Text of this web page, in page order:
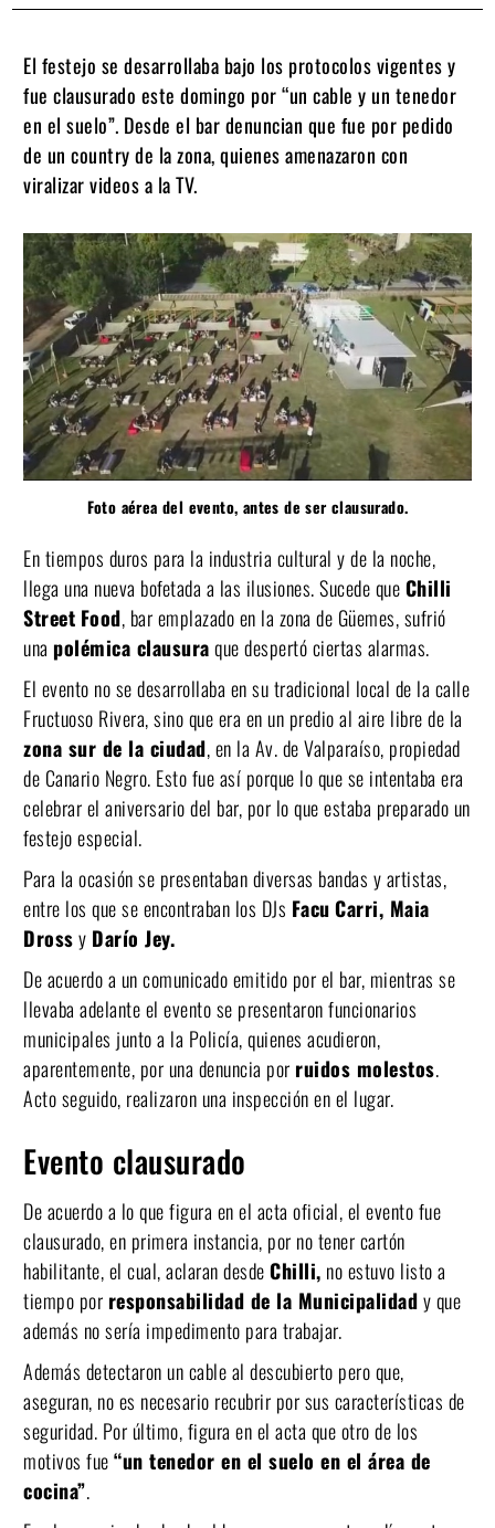
El festejo se desarrollaba bajo los protocolos vigentes y
fue clausurado este domingo por “un cable y un tenedor
en el suelo”. Desde el bar denuncian que fue por pedido
de un country de la zona, quienes amenazaron con
viralizar videos a la TV.
Foto aérea del evento, antes de ser clausurado.
En tiempos duros para la industria cultural y de la noche,
llega una nueva bofetada a las ilusiones. Sucede queChilli
Street Food, bar emplazado en la zona de Güemes, sufrió
una polémica clausuraque despertó ciertas alarmas.
El evento no se desarrollaba en su tradicional local de la calle
Fructuoso Rivera, sino que era en un predio al aire libre de la
zona sur de la ciudad, en la Av. de Valparaíso, propiedad
de Canario Negro. Esto fue así porque lo que se intentaba era
celebrar el aniversario del bar, por lo que estaba preparado un
festejo especial.
Para la ocasión se presentaban diversas bandas y artistas,
entre los que se encontraban los DJs FacuCarri, Maia
Drossy Darío Jey.
De acuerdo a un comunicado emitido por el bar, mientras se
llevaba adelante el evento se presentaron funcionarios
municipales junto a la Policía, quienes acudieron,
aparentemente, por una denuncia por ruidos molestos.
Acto seguido, realizaron una inspección en el lugar.
Evento clausurado
De acuerdo a lo que figura en el acta oficial, el evento fue
clausurado, en primera instancia, por no tener cartón
habilitante, el cual, aclaran desdeChilli, no estuvo listo a
tiempo por responsabilidad de la Municipalidady que
además no sería impedimento para trabajar.
Además detectaron un cable al descubierto pero que,
aseguran, no es necesario recubrir por sus características de
seguridad. Por último, figura en el acta que otro de los
motivos fue“un tenedor en el suelo en el área de
cocina”.